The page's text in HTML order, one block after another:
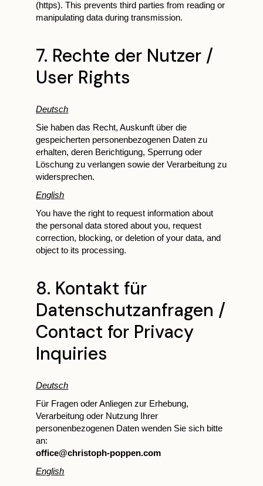
(https). This prevents third parties from reading or
manipulating data during transmission.
7. Rechte der Nutzer /
User Rights
Deutsch
Sie haben das Recht, Auskunft über die
gespeicherten personenbezogenen Daten zu
erhalten, deren Berichtigung, Sperrung oder
Löschung zu verlangen sowie der Verarbeitung zu
widersprechen.
English
You have the right to request information about
the personal data stored about you, request
correction, blocking, or deletion of your data, and
object to its processing.
8. Kontakt für
Datenschutzanfragen /
Contact for Privacy
Inquiries
Deutsch
Für Fragen oder Anliegen zur Erhebung,
Verarbeitung oder Nutzung Ihrer
personenbezogenen Daten wenden Sie sich bitte
an:
office@christoph-poppen.com
English